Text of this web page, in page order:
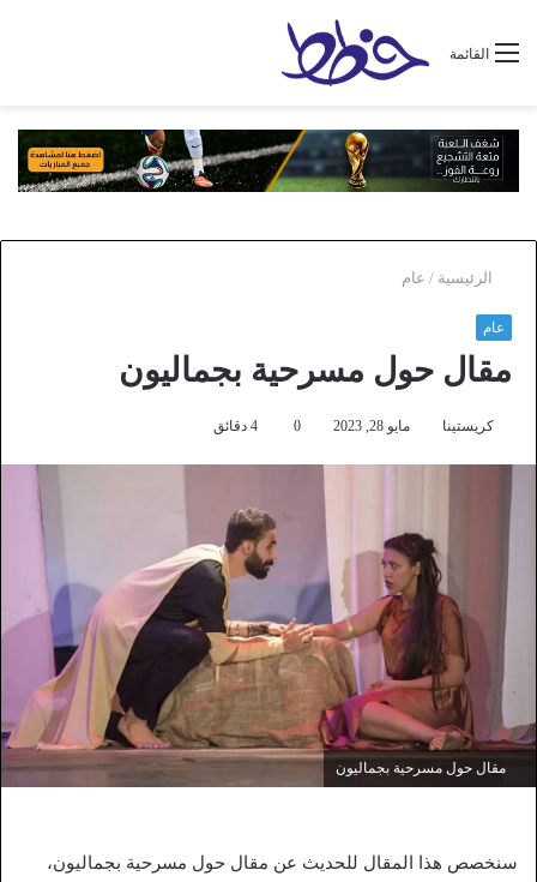
القائمة
الرئيسية / عام
عام
مقال حول مسرحية بجماليون
كريستينا مايو 28, 2023 0
مقال حول مسرحية بجماليون
سنخصص هذا المقال للحديث عن مقال حول مسرحية بجماليون،